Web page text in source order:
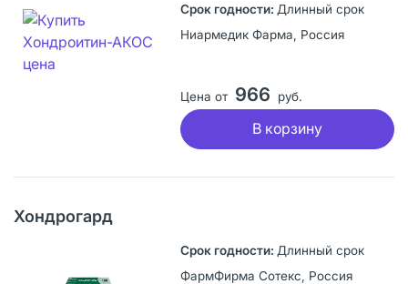
Длинный срок
Ниармедик Фарма, Россия
Цена от 966 руб.
В корзину
Хондрогард
Длинный срок
ФармФирма Сотекс, Россия